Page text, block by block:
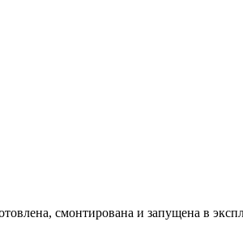
смонтирована и запущена в